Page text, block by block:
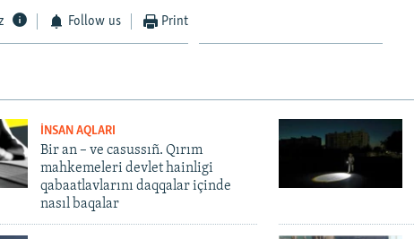
Follow us Print
İNSAN AQLARI
Bir an – ve casussıñ. Qırım
mahkemeleri devlet hainligi
qabaatlavlarını daqqalar içinde
nasıl baqalar